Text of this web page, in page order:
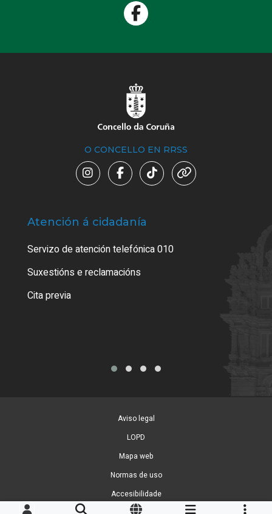
O CONCELLO EN RRSS
Atención á cidadanía
Servizo de atención telefónica 010
Suxestións e reclamacións
Cita previa
Aviso legal
LOPD
Mapa web
Normas de uso
Accesibilidade